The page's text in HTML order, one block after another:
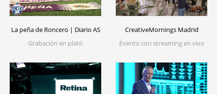
La peña de Roncero | Diario AS
Grabación en plató
CreativeMornings Madrid
Evento con streaming en vivo